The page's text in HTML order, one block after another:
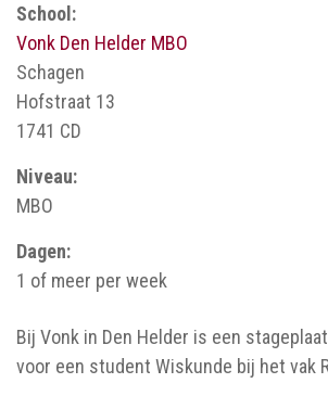
School:
Vonk Den Helder MBO
Schagen
Hofstraat 13
1741 CD
Niveau:
MBO
Dagen:
1 of meer per week
Bij Vonk in Den Helder is een
voor een student Wiskunde bij het vak